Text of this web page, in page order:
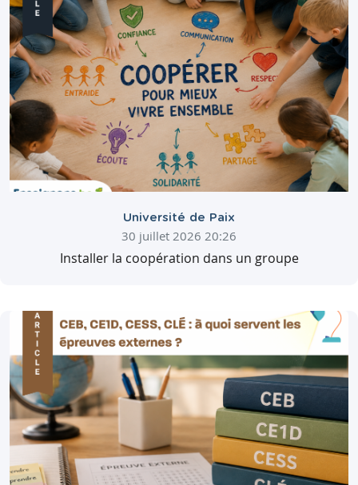
Université de Paix
30 juillet 2026 20:26
Installer la coopération dans un groupe